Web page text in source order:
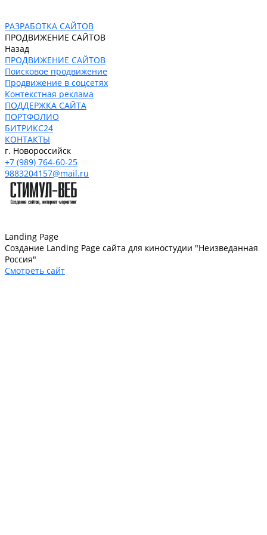
РАЗРАБОТКА САЙТОВ
ПРОДВИЖЕНИЕ САЙТОВ
Назад
ПРОДВИЖЕНИЕ САЙТОВ
Поисковое продвижение
Продвижение в соцсетях
Контекстная реклама
ПОДДЕРЖКА САЙТА
ПОРТФОЛИО
БИТРИКС24
КОНТАКТЫ
г. Новороссийск
+7 (989) 764-60-25
9883204157@mail.ru
Landing Page
Создание Landing Page сайта для киностудии "Неизведанная
Россия"
Смотреть сайт